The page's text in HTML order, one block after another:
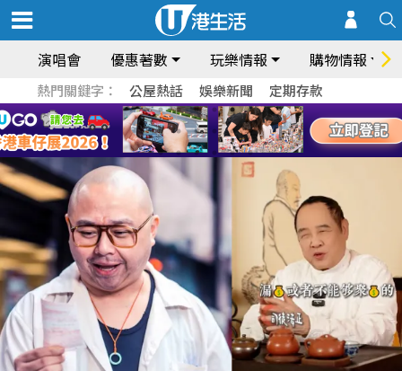
演唱會 優惠著數 玩樂情報 購物情報
熱門關鍵字： 公屋熱話 娛樂新聞 定期存款